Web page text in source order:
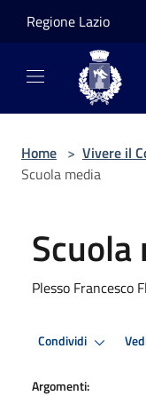
Regione Lazio
Home > Vivere il
Scuola media
Plesso Francesco
Condividi
Argomenti: